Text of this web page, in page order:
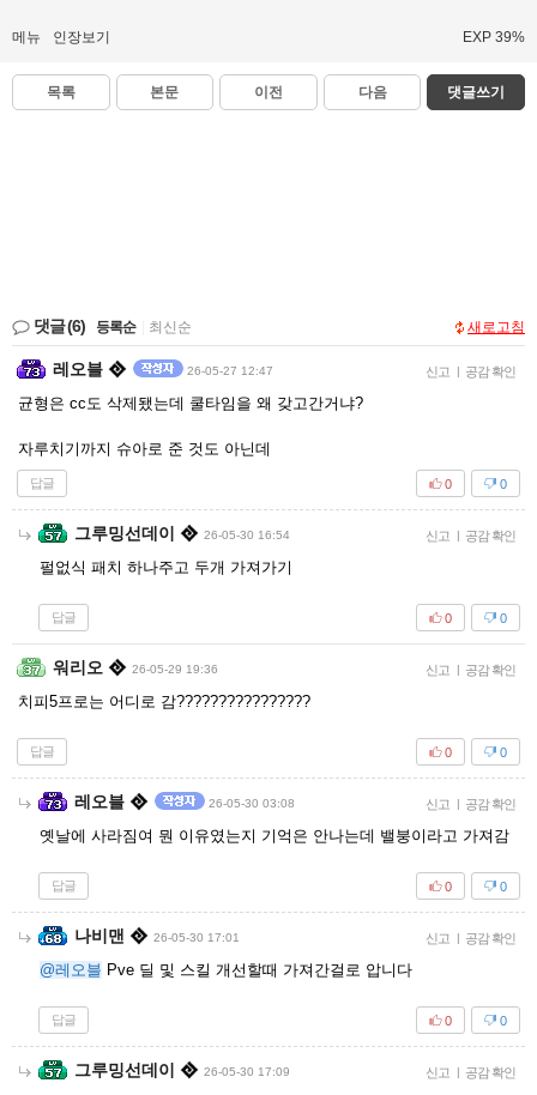
메뉴 인장보기 EXP 39%
목록 본문 이전 다음 댓글쓰기
댓글(6) 등록순 최신순 새로고침
레오블 26-05-27 12:47 신고 | 공감 확인
균형은 cc도 삭제됐는데 쿨타임을 왜 갖고간거냐?
자루치기까지 슈아로 준 것도 아닌데
답글 0
0
그루밍선데이 26-05-30 16:54 신고 | 공감 확인
펄없식 패치 하나주고 두개 가져가기
답글 0
0
워리오 26-05-29 19:36 신고 | 공감 확인
치피5프로는 어디로 감????????????????
답글 0
0
레오블 26-05-30 03:08 신고 | 공감 확인
옛날에 사라짐여 뭔 이유였는지 기억은 안나는데 밸붕이라고 가져감
답글 0
0
나비맨 26-05-30 17:01 신고 | 공감 확인
@레오블 Pve 딜 및 스킬 개선할때 가져간걸로 압니다
답글 0
0
그루밍선데이 26-05-30 17:09 신고 | 공감 확인